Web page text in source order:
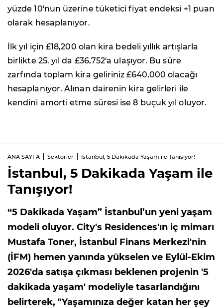
yüzde 10'nun üzerine tüketici fiyat endeksi +1 puan
olarak hesaplanıyor.
İlk yıl için £18,200 olan kira bedeli yıllık artışlarla
birlikte 25. yıl da £36,752'a ulaşıyor. Bu süre
zarfında toplam kira geliriniz £640,000 olacağı
hesaplanıyor. Alınan dairenin kira gelirleri ile
kendini amorti etme süresi ise 8 buçuk yıl oluyor.
ANA SAYFA Sektörler İstanbul, 5 Dakikada Yaşam ile Tanışıyor!
İstanbul, 5 Dakikada Yaşam ile
Tanışıyor!
“5 Dakikada Yaşam” İstanbul’un yeni yaşam
modeli oluyor. City's Residences'ın iç mimarı
Mustafa Toner, İstanbul Finans Merkezi'nin
(İFM) hemen yanında yükselen ve Eylül-Ekim
2026'da satışa çıkması beklenen projenin '5
dakikada yaşam' modeliyle tasarlandığını
belirterek, "Yaşamınıza değer katan her şey